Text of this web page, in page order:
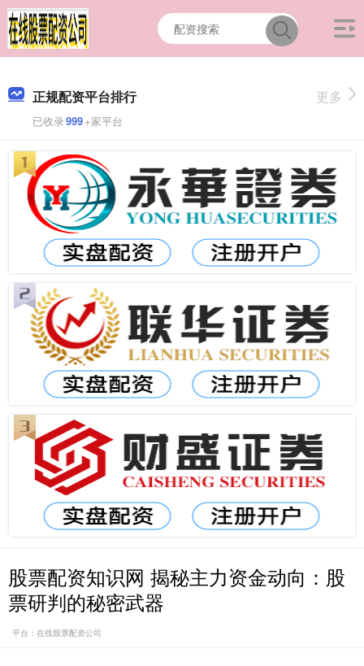
正规配资平台排行
已收录999+家平台
更多
股票配资知识网 揭秘主力资金动向：股
票研判的秘密武器
平台：在线股票配资公司